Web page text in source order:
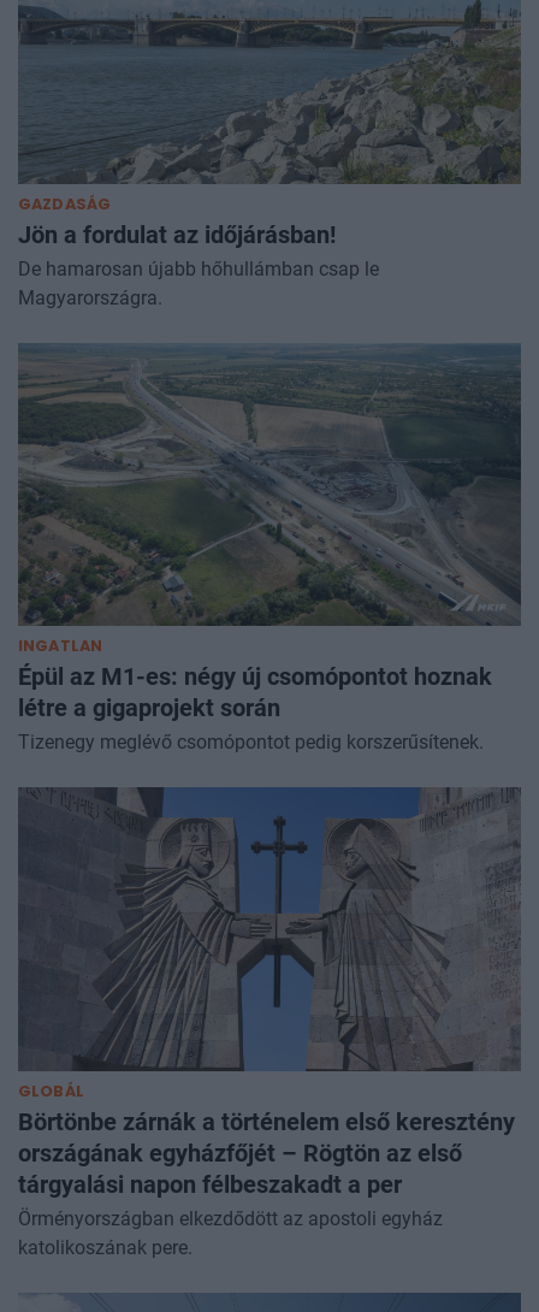
GAZDASÁG
Jön a fordulat az időjárásban!
De hamarosan újabb hőhullámban csap le
Magyarországra.
INGATLAN
Épül az M1-es: négy új csomópontot hoznak
létre a gigaprojekt során
Tizenegy meglévő csomópontot pedig korszerűsítenek.
GLOBÁL
Börtönbe zárnák a történelem első keresztény
országának egyházfőjét – Rögtön az első
tárgyalási napon félbeszakadt a per
Örményországban elkezdődött az apostoli egyház
katolikoszának pere.